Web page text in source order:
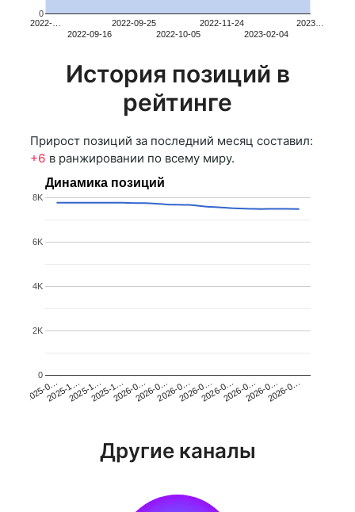
2022-…
2022-09-16
2022-09-25
2022-10-05
2022-11-24
2023-02-04
2023…
0
История позиций в
рейтинге
Прирост позиций за последний месяц составил:
+6 в ранжировании по всему миру.
Динамика позиций
2025-0…2025-1…2025-1…2025-1…2026-0…2026-0…2026-0…2026-0…2026-0…2026-0…2026-0…2026-0…
0
2K
4K
6K
8K
Другие каналы